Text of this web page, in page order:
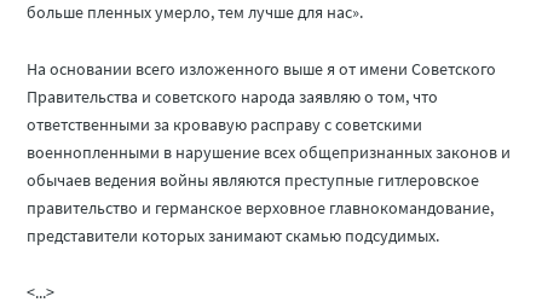
больше пленных умерло, тем лучше для нас».
На основании всего изложенного выше я от имени Советского
Правительства и советского народа заявляю о том, что
ответственными за кровавую расправу с советскими
военнопленными в нарушение всех общепризнанных законов и
обычаев ведения войны являются преступные гитлеровское
правительство и германское верховное главнокомандование,
представители которых занимают скамью подсудимых.
<...>